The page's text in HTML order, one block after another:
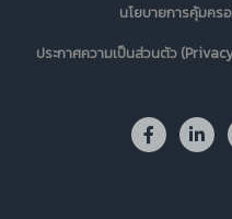
นโยบายการคุ้มค
ประกาศความเป็นส่วนตัว